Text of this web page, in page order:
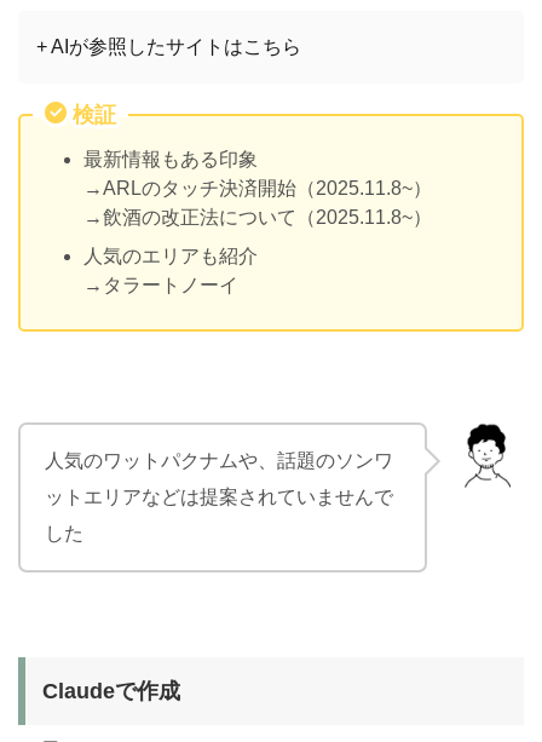
+ AIが参照したサイトはこちら
検証
最新情報もある印象
→ARLのタッチ決済開始（2025.11.8~）
→飲酒の改正法について（2025.11.8~）
人気のエリアも紹介
→タラートノーイ
人気のワットパクナムや、話題のソンワ
ットエリアなどは提案されていませんで
した
Claudeで作成